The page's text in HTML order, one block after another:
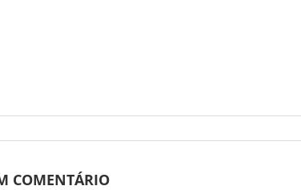
COMENTÁRIO